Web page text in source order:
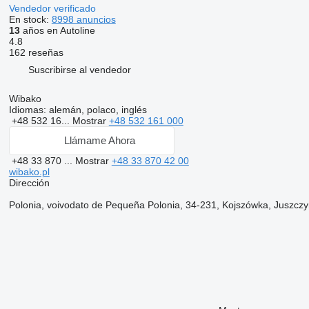
Vendedor verificado
En stock: 8998 anuncios
13años en Autoline
4.8
162 reseñas
Suscribirse al vendedor
Wibako
Idiomas: alemán, polaco, inglés
+48 532 16... Mostrar +48 532 161 000
Llámame Ahora
+48 33 870 ... Mostrar +48 33 870 42 00
wibako.pl
Dirección
Polonia, voivodato de Pequeña Polonia, 34-231, Kojszówka,